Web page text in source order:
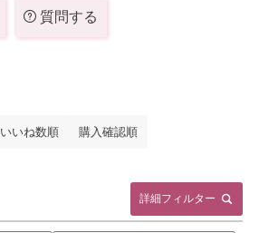
質問する
詳細フィルター
いいね数順 購入確認順